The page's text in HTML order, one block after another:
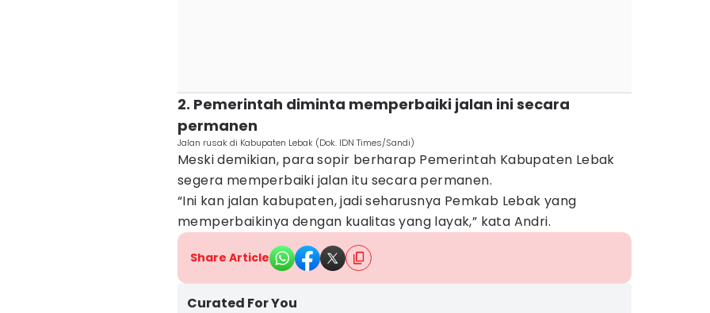
2. Pemerintah diminta memperbaiki jalan ini secara
permanen
Jalan rusak di Kabupaten Lebak (Dok. IDN Times/Sandi)
Meski demikian, para sopir berharap Pemerintah Kabupaten Lebak
segera memperbaiki jalan itu secara permanen.
“Ini kan jalan kabupaten, jadi seharusnya Pemkab Lebak yang
memperbaikinya dengan kualitas yang layak,” kata Andri.
Share Article
Curated For You